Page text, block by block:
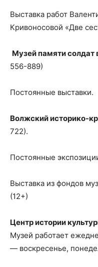
Выставка работ
Кривоносовой «Две
Музей памяти солдат
556-889)
Постоянные выставки.
Волжский историко-
722).
Постоянные
Выставка из фондов
(12+)
Центр истории
Музей работает
— воскресенье,